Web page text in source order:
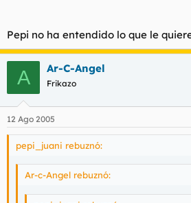
Pepi no ha entendido lo que le
A Ar-C-Angel
Frikazo
12 Ago 2005
pepi_juani rebuznó:
Ar-c-Angel rebuznó: